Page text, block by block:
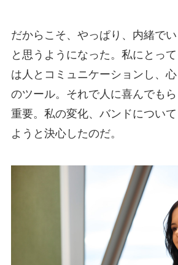
だからこそ、やっぱり、内緒で
と思うようになった。私にとっ
は人とコミュニケーションし、
のツール。それで人に喜んでも
重要。私の変化、バンドについ
ようと決心したのだ。